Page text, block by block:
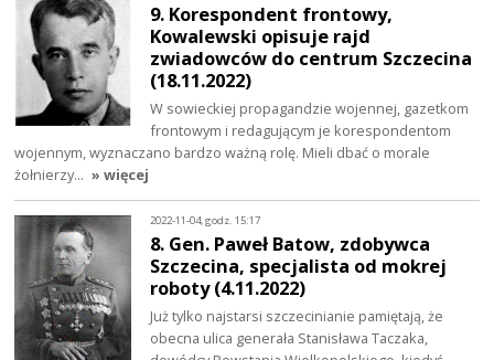
9. Korespondent frontowy,
Kowalewski opisuje rajd
zwiadowców do centrum Szczecina
(18.11.2022)
W sowieckiej propagandzie wojennej, gazetkom
frontowym i redagującym je korespondentom
wojennym, wyznaczano bardzo ważną rolę. Mieli dbać o morale
żołnierzy… » więcej
2022-11-04, godz. 15:17
8. Gen. Paweł Batow, zdobywca
Szczecina, specjalista od mokrej
roboty (4.11.2022)
Już tylko najstarsi szczecinianie pamiętają, że
obecna ulica generała Stanisława Taczaka,